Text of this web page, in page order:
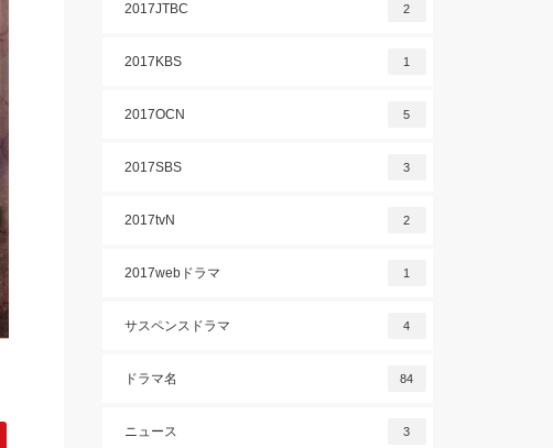
2017JTBC 2
2017KBS 1
2017OCN 5
2017SBS 3
2017tvN 2
2017webドラマ 1
サスペンスドラマ 4
ドラマ名 84
ニュース 3